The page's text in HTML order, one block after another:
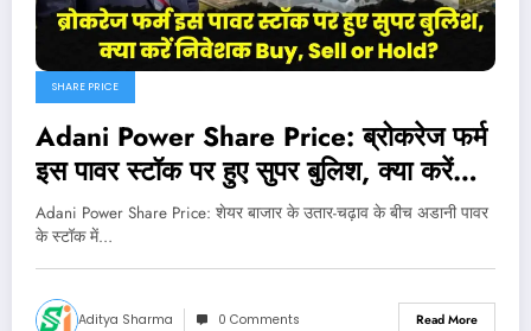
SHARE PRICE
Adani Power Share Price: ब्रोकरेज फर्म
इस पावर स्टॉक पर हुए सुपर बुलिश, क्या करें
निवेशक Buy, Sell or Hold?
Adani Power Share Price: शेयर बाजार के उतार-चढ़ाव के बीच अडानी पावर
के स्टॉक में…
Aditya Sharma 0 Comments Read More